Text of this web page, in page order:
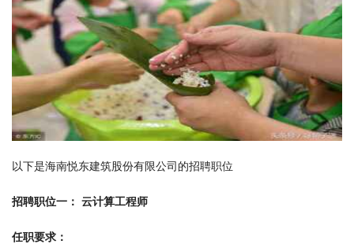
以下是海南悦东建筑股份有限公司的招聘职位
招聘职位一： 云计算工程师
任职要求：